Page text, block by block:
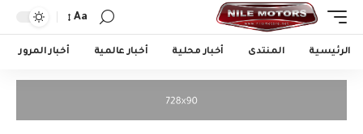
Aa
الرئيسية المنتدى أخبار محلية أخبار عالمية أخبار المرور